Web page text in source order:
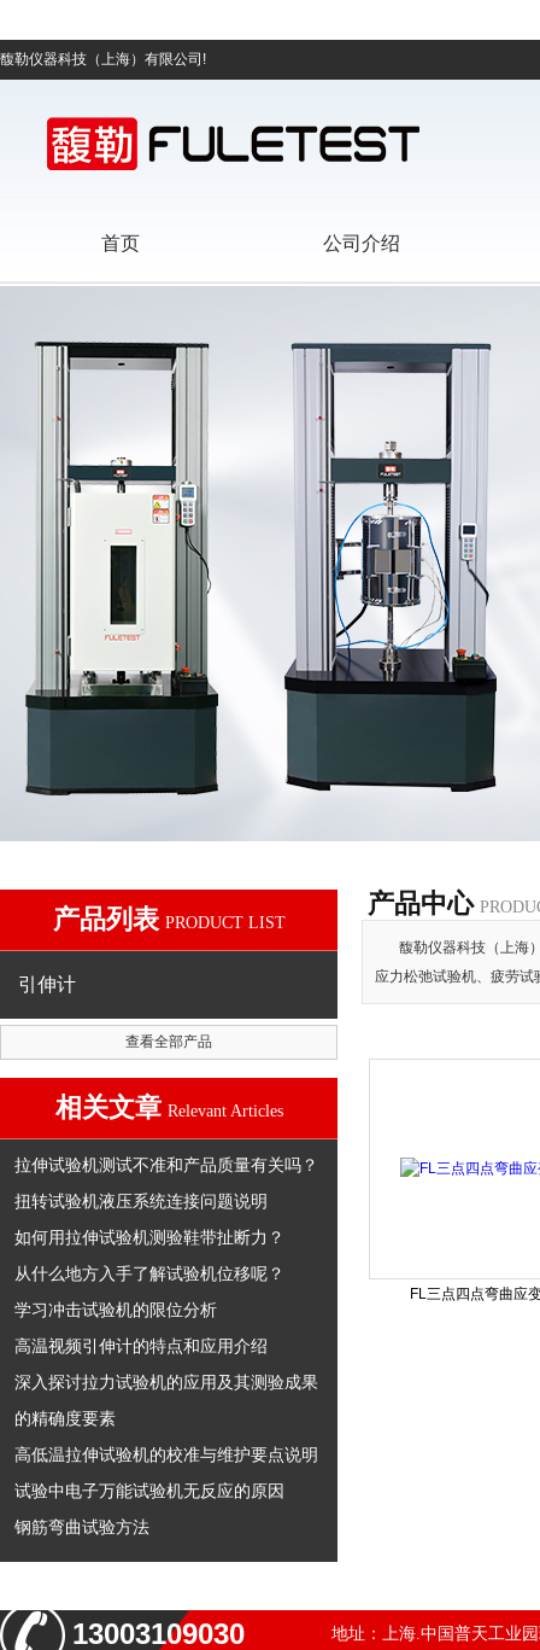
馥勒仪器科技（上海）有限公司!
首页 公司介绍
产品列表 PRODUCT LIST
引伸计
查看全部产品
相关文章 Relevant Articles
拉伸试验机测试不准和产品质量有关吗？
扭转试验机液压系统连接问题说明
如何用拉伸试验机测验鞋带扯断力？
从什么地方入手了解试验机位移呢？
学习冲击试验机的限位分析
高温视频引伸计的特点和应用介绍
深入探讨拉力试验机的应用及其测验成果
的精确度要素
高低温拉伸试验机的校准与维护要点说明
试验中电子万能试验机无反应的原因
钢筋弯曲试验方法
产品中心
馥勒仪器科技（上海
应力松弛试验机、疲劳
FL三点四点弯曲应
13003109030 地址：上海.中国普天工业